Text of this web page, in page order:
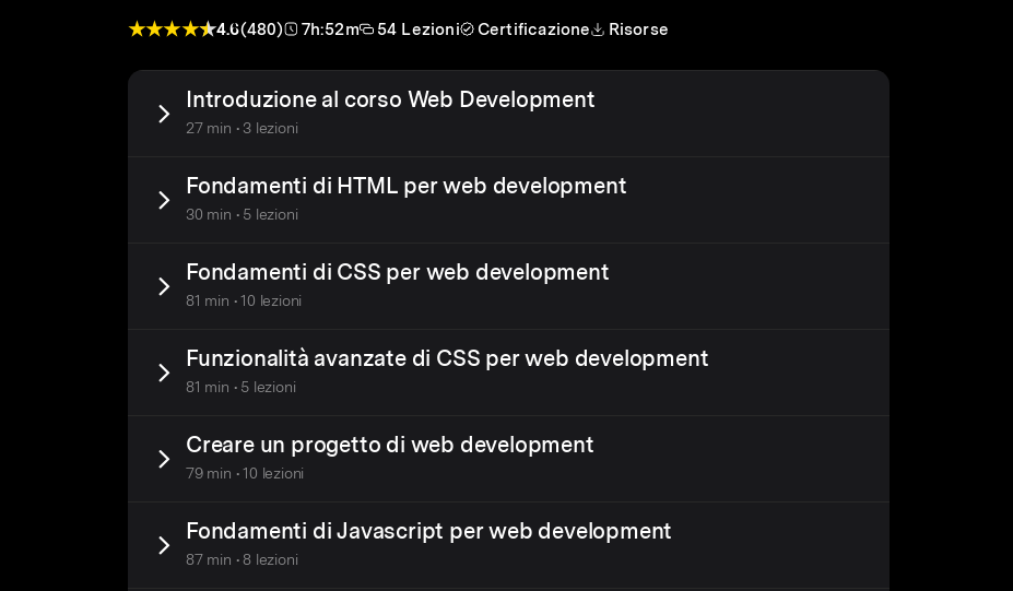
4.6(480) 7h:52m 54 Lezioni Certificazione Risorse
Introduzione al corso Web Development
27 min • 3 lezioni
Fondamenti di HTML per web development
30 min • 5 lezioni
Fondamenti di CSS per web development
81 min • 10 lezioni
Funzionalità avanzate di CSS per web development
81 min • 5 lezioni
Creare un progetto di web development
79 min • 10 lezioni
Fondamenti di Javascript per web development
87 min • 8 lezioni